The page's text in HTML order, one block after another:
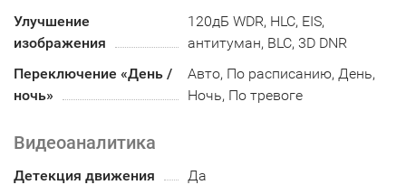
Улучшение
изображения
120дБ WDR, HLC, EIS,
антитуман, BLC, 3D DNR
Переключение «День /
ночь»
Авто, По расписанию, День,
Ночь, По тревоге
Видеоаналитика
Детекция движения
Да